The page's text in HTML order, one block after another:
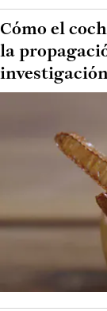
Cómo el
la